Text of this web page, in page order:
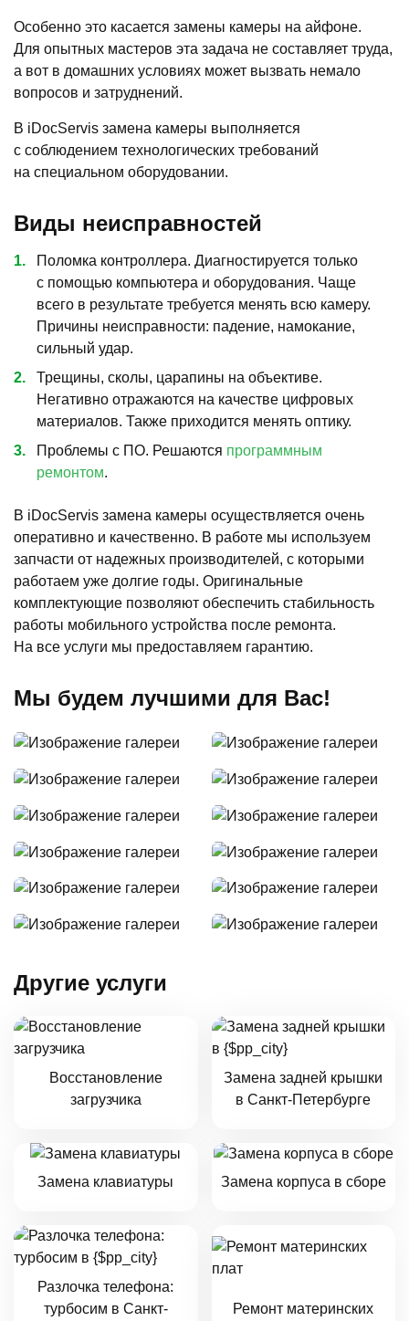
Особенно это касается замены камеры на айфоне.
Для опытных мастеров эта задача не составляет труда,
а вот в домашних условиях может вызвать немало
вопросов и затруднений.
В iDocServis замена камеры выполняется
с соблюдением технологических требований
на специальном оборудовании.
Виды неисправностей
Поломка контроллера. Диагностируется только
с помощью компьютера и оборудования. Чаще
всего в результате требуется менять всю камеру.
Причины неисправности: падение, намокание,
сильный удар.
Трещины, сколы, царапины на объективе.
Негативно отражаются на качестве цифровых
материалов. Также приходится менять оптику.
Проблемы с ПО. Решаются программным
ремонтом.
В iDocServis замена камеры осуществляется очень
оперативно и качественно. В работе мы используем
запчасти от надежных производителей, с которыми
работаем уже долгие годы. Оригинальные
комплектующие позволяют обеспечить стабильность
работы мобильного устройства после ремонта.
На все услуги мы предоставляем гарантию.
Мы будем лучшими для Вас!
Другие услуги
Восстановление
загрузчика
Замена задней крышки
в Санкт-Петербурге
Замена клавиатуры Замена корпуса в сборе
Разлочка телефона:
турбосим в Санкт-
Ремонт материнских